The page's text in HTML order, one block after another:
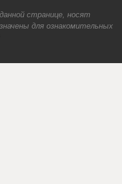
странице, носят
для ознакомительных